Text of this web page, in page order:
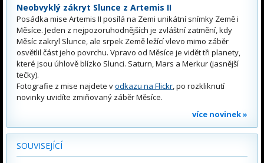
Neobvyklý zákryt Slunce z Artemis II
Posádka mise Artemis II posílá na Zemi unikátní snímky Země i
Měsíce. Jeden z nejpozoruhodnějších je zvláštní zatmění, kdy
Měsíc zakryl Slunce, ale srpek Země ležící vlevo mimo záběr
osvětlil část jeho povrchu. Vpravo od Měsíce je vidět tři planety,
které jsou úhlově blízko Slunci. Saturn, Mars a Merkur (jasnější
tečky).
Fotografie z mise najdete vodkazu na Flickr, po rozkliknutí
novinky uvidíte zmiňovaný záběr Měsíce.
více novinek »
SOUVISEJÍCÍ